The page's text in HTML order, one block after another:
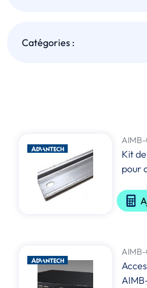
Catégories :
Kit
pour
AIMB-